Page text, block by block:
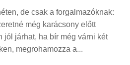
de csak a forgalmazóknak:
még karácsony előtt
jól járhat, ha bír még várni két
megrohamozza a...